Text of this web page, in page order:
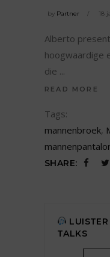
by Partner 18
Alberto
hoogwaardige
die
READ MORE
Tags:
mannenbroek,
SHARE:
TALKS